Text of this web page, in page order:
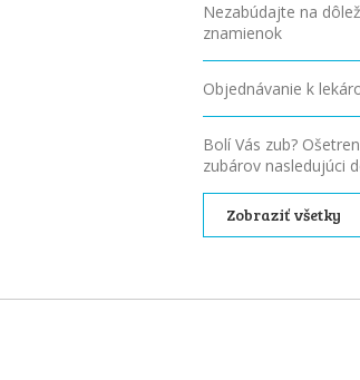
Nezabúdajte na
znamienok
Objednávanie k
Bolí Vás zub?
zubárov nasledujúci
Zobraziť všetky